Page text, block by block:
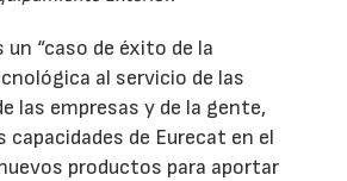
un “caso de éxito de la
al servicio de las
las empresas y de la gente,
capacidades de Eurecat en el
productos para aportar